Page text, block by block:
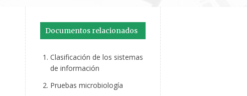
Documentos relacionados
Clasificación de los sistemas
de información
Pruebas microbiología